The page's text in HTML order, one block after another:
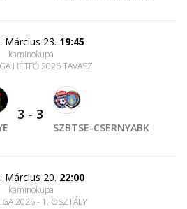
Március 23. 19:45
kaminokupa
HÉTFŐ 2026 TAVASZ
3 - 3
SZBTSE-CSERNYABK
Március 20. 22:00
kaminokupa
2026 - 1. OSZTÁLY